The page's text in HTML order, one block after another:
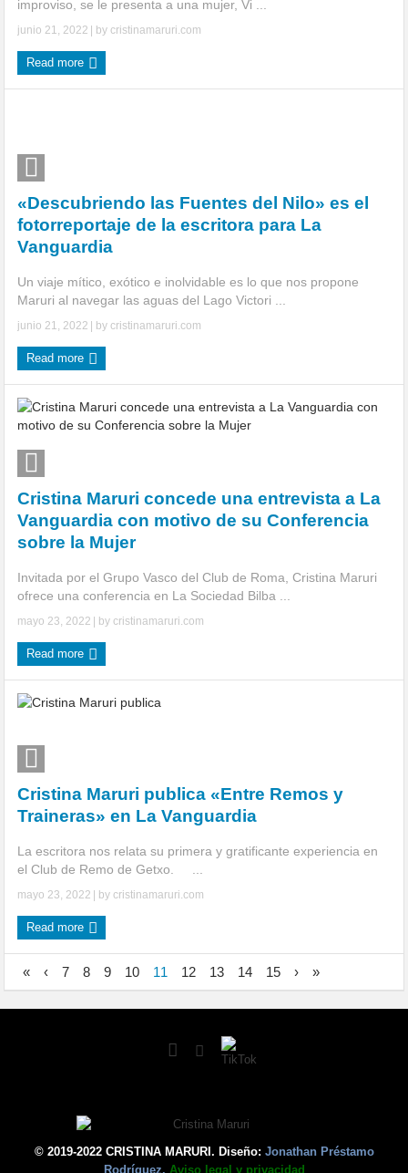
improviso, se le presenta a una mujer, Vi ...
junio 21, 2022 | bycristinamaruri.com
Read more
«Descubriendo las Fuentes del Nilo» es el
fotorreportaje de la escritora para La
Vanguardia
Un viaje mítico, exótico e inolvidable es lo que nos propone
Maruri al navegar las aguas del Lago Victori ...
junio 21, 2022 | bycristinamaruri.com
Read more
Cristina Maruri concede una entrevista a La
Vanguardia con motivo de su Conferencia
sobre la Mujer
Invitada por el Grupo Vasco del Club de Roma, Cristina Maruri
ofrece una conferencia en La Sociedad Bilba ...
mayo 23, 2022 | bycristinamaruri.com
Read more
Cristina Maruri publica «Entre Remos y
Traineras» en La Vanguardia
La escritora nos relata su primera y gratificante experiencia en
el Club de Remo de Getxo. ...
mayo 23, 2022 | bycristinamaruri.com
Read more
« ‹ 7 8 9 10 11 12 13 14 15 › »
© 2019-2022 CRISTINA MARURI. Diseño: Jonathan Préstamo
Rodríguez. Aviso legal y privacidad